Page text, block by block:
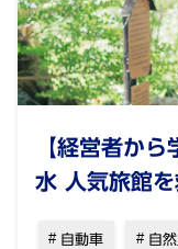
【経営者か
水 人気旅館を
自動車 自然